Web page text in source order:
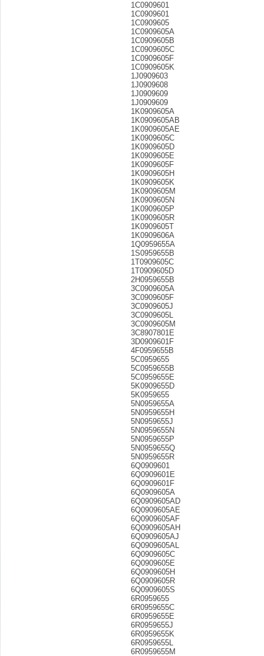
1C0909601
1C0909601
1C0909605
1C0909605A
1C0909605B
1C0909605C
1C0909605F
1C0909605K
1J0909603
1J0909608
1J0909609
1J0909609
1K0909605A
1K0909605AB
1K0909605AE
1K0909605C
1K0909605D
1K0909605E
1K0909605F
1K0909605H
1K0909605K
1K0909605M
1K0909605N
1K0909605P
1K0909605R
1K0909605T
1K0909606A
1Q0959655A
1S0959655B
1T0909605C
1T0909605D
2H0959655B
3C0909605A
3C0909605F
3C0909605J
3C0909605L
3C0909605M
3C8907801E
3D0909601F
4F0959655B
5C0959655
5C0959655B
5C0959655E
5K0909655D
5K0959655
5N0959655A
5N0959655H
5N0959655J
5N0959655N
5N0959655P
5N0959655Q
5N0959655R
6Q0909601
6Q0909601E
6Q0909601F
6Q0909605A
6Q0909605AD
6Q0909605AE
6Q0909605AF
6Q0909605AH
6Q0909605AJ
6Q0909605AL
6Q0909605C
6Q0909605E
6Q0909605H
6Q0909605R
6Q0909605S
6R0959655
6R0959655C
6R0959655E
6R0959655J
6R0959655K
6R0959655L
6R0959655M